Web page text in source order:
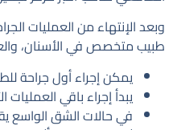
وبعد الإنتهاء من العمليات
طبيب متخصص في الأسنان،
يمكن إجراء أول جراحة
يبدأ إجراء باقي
في حالات الشق الواسع